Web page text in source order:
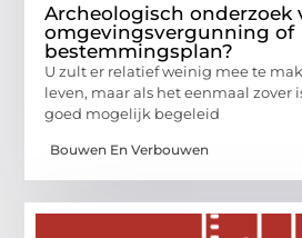
Archeologisch onderzoek
omgevingsvergunning of
bestemmingsplan?
U zult er relatief weinig mee te
leven, maar als het eenmaal zover
goed mogelijk begeleid
Bouwen En Verbouwen